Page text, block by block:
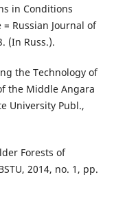
in Conditions
Russian Journal of
(In Russ.).
the Technology of
the Middle Angara
University Publ.,
Forests of
2014, no. 1, pp.